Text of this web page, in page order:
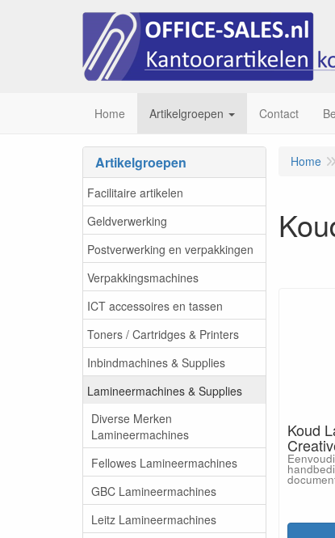
Home Artikelgroepen Contact
Artikelgroepen
Facilitaire artikelen
Geldverwerking
Postverwerking en verpakkingen
Verpakkingsmachines
ICT accessoires en tassen
Toners / Cartridges & Printers
Inbindmachines & Supplies
Lamineermachines & Supplies
Diverse Merken
Lamineermachines
Fellowes Lamineermachines
GBC Lamineermachines
Leitz Lamineermachines
Home
Koud